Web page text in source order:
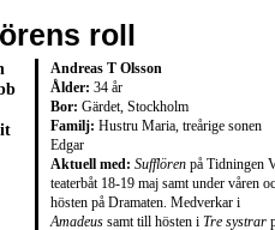
roll
Andreas T Olsson
Ålder: 34 år
Bor: Gärdet, Stockholm
Familj: Hustru Maria, treårige sonen
Edgar
Aktuell med: Sufflören på Tidningen
teaterbåt 18-19 maj samt under våren
hösten på Dramaten. Medverkar i
Amadeus samt till hösten i Tre systrar